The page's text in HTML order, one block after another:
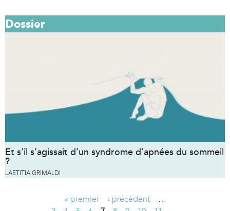
Dossier
Et s’il s’agissait d’un syndrome d’apnées du sommeil
?
LAETITIA GRIMALDI
« premier ‹ précédent
…